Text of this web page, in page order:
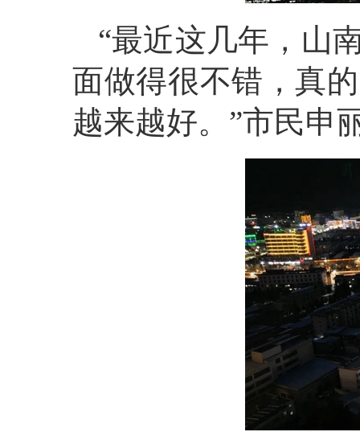
“最近这几年，山
面做得很不错，真
越来越好。”市民申